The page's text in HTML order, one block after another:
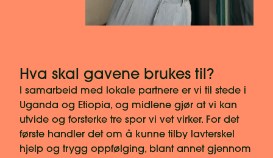
Hva skal gavene brukes til?
I samarbeid med lokale partnere er vi til stede i
Uganda og Etiopia, og midlene gjør at vi kan
utvide og forsterke tre spor vi vet virker. For det
første handler det om å kunne tilby lavterskel
hjelp og trygg oppfølging, blant annet gjennom